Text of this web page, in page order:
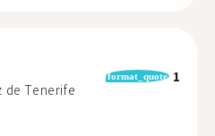
de Tenerife
format_quote 1